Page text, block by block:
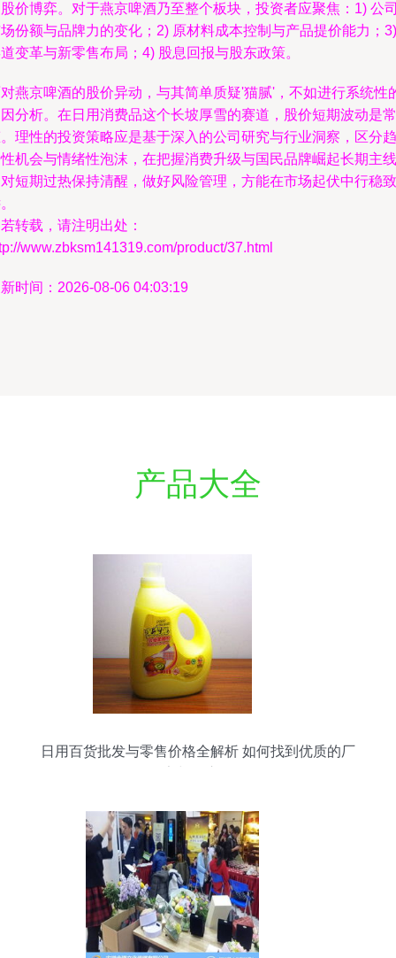
价博弈。对于燕京啤酒乃至整个板块，投资者应聚焦：1) 公
份额与品牌力的变化；2) 原材料成本控制与产品提价能力；3)
变革与新零售布局；4) 股息回报与股东政策。
燕京啤酒的股价异动，与其简单质疑'猫腻'，不如进行系统性
分析。在日用消费品这个长坡厚雪的赛道，股价短期波动是常
理性的投资策略应是基于深入的公司研究与行业洞察，区分趋
机会与情绪性泡沫，在把握消费升级与国民品牌崛起长期主线
短期过热保持清醒，做好风险管理，方能在市场起伏中行稳致
转载，请注明出处：
www.zbksm141319.com/product/37.html
时间：2026-08-06 04:03:19
产品大全
日用百货批发与零售价格全解析 如何找到优质的厂